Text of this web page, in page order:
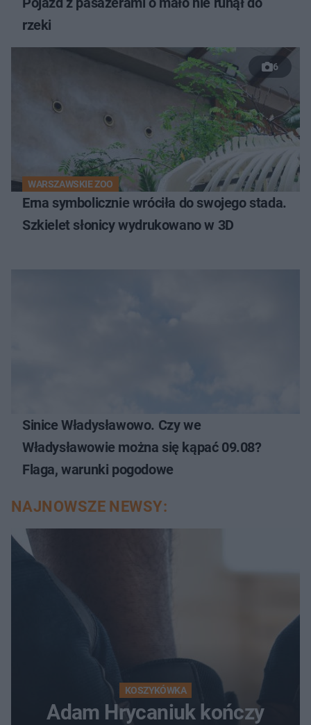
rzeki
6
WARSZAWSKIE ZOO
Erna symbolicznie wróciła do swojego stada.
Szkielet słonicy wydrukowano w 3D
Sinice Władysławowo. Czy we
Władysławowie można się kąpać 09.08?
Flaga, warunki pogodowe
NAJNOWSZE NEWSY:
KOSZYKÓWKA
Adam Hrycaniuk kończy